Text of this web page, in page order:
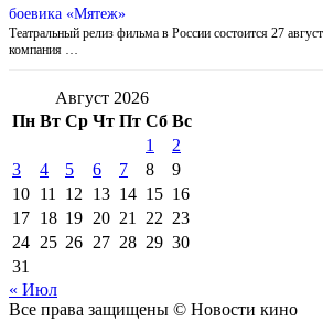
боевика «Мятеж»
Театральный релиз фильма в России состоится 27
компания …
Август 2026
Пн Вт Ср Чт Пт Сб Вс
1
2
3
4 5 6 7 8
9
10 11 12 13 14 15 16
17 18 19 20 21 22 23
24 25 26 27 28 29 30
31
« Июл
Все права защищены © Новости кино